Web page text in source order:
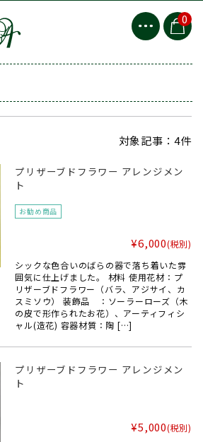
0
対象記事：4件
プリザーブドフラワー アレンジメン
ト
お勧め商品
¥6,000(税別)
シックな色合いのばらの器で落ち着いた雰
囲気に仕上げました。 材料 使用花材：プ
リザーブドフラワー（バラ、アジサイ、カ
スミソウ） 装飾品 ：ソーラーローズ（木
の皮で形作られたお花）、アーティフィシ
ャル(造花) 容器材質：陶 […]
プリザーブドフラワー アレンジメン
ト
¥5,000(税別)